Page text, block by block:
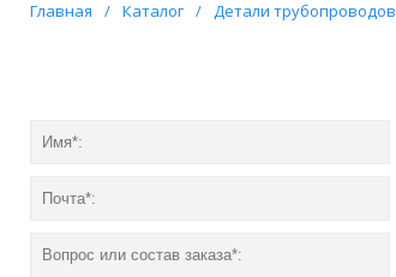
Главная / Каталог / Детали трубопроводов